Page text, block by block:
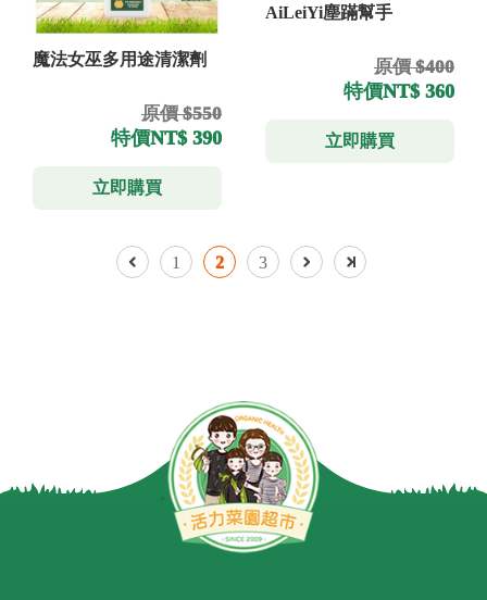
魔法女巫多用途清潔劑
原價 $550
特價NT$ 390
立即購買
AiLeiYi塵蹣幫手
原價 $400
特價NT$ 360
立即購買
1 2 3